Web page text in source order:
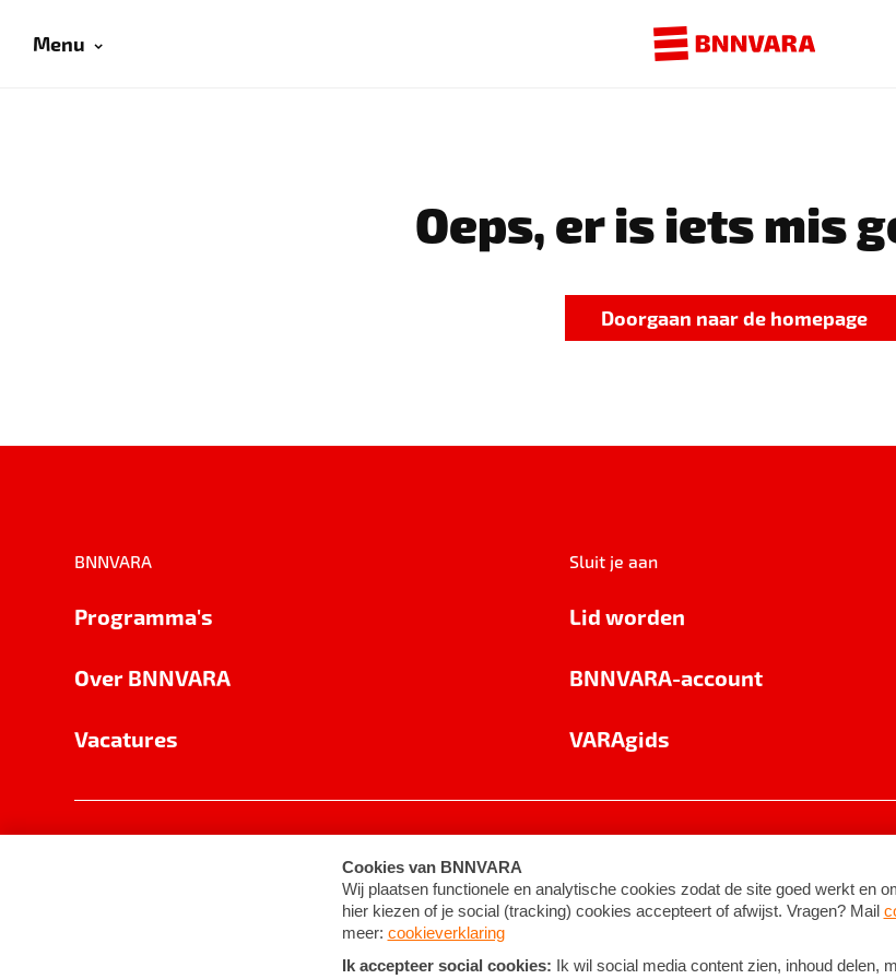
Menu
Oeps, er is iets mis
Doorgaan naar de homepage
BNNVARA
Programma's
Over BNNVARA
Vacatures
Sluit je aan
Lid worden
BNNVARA-account
VARAgids
Cookie-instellingen Algemene voorwaarden ©2026BNNVARA